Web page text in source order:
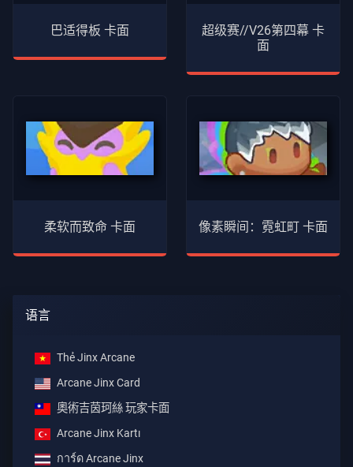
巴适得板 卡面
超级赛//V26第四幕 卡
面
柔软而致命 卡面 像素瞬间：霓虹町 卡面
语言
Thẻ Jinx Arcane
Arcane Jinx Card
奧術吉茵珂絲 玩家卡面
Arcane Jinx Kartı
การ์ด Arcane Jinx